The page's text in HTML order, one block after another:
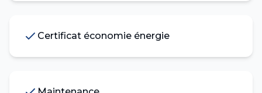
Certificat économie énergie